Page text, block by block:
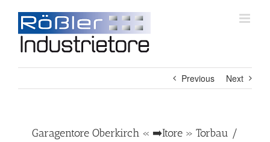
content
Previous Next
Garagentore Oberkirch « ➡️Itore » Torbau /